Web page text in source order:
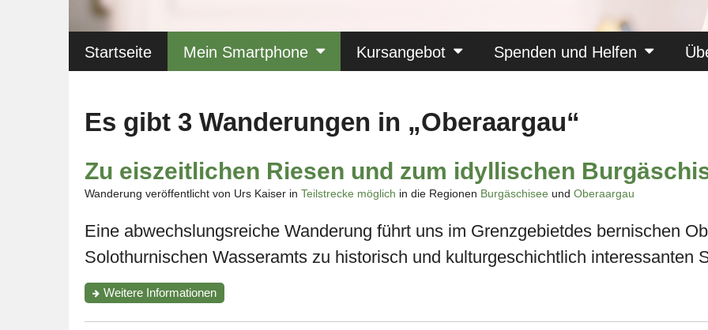
Startseite Mein Smartphone Kursangebot Spenden und Helfen
Es gibt 3 Wanderungen in „Oberaargau“
Zu eiszeitlichen Riesen und zum idyllischen
Wanderung veröffentlicht von Urs Kaiser in Teilstrecke möglich in die Regionen Burgäschisee und Oberaargau
Eine abwechslungsreiche Wanderung führt uns im Grenzgebietdes bernischen
Solothurnischen Wasseramts zu historisch und kulturgeschichtlich interessanten
Weitere Informationenzur
Wanderung
"Zu